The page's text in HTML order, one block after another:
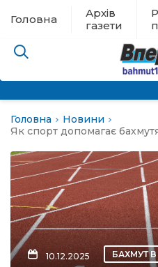
Головна
Архів
газети
евакуації
новини
Головна
Новини
Як спорт допомагає
10.12.2025 БАХМУТ В